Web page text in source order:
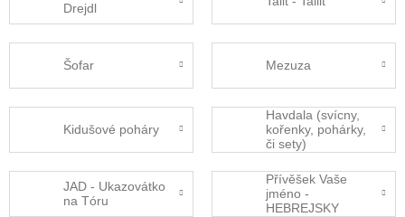
Drejdl
Šofar Mezuza
Kidušové poháry
Havdala (svícny,
kořenky, pohárky,
či sety)
JAD - Ukazovátko
na Tóru
Přívěšek Vaše
jméno -
HEBREJSKY